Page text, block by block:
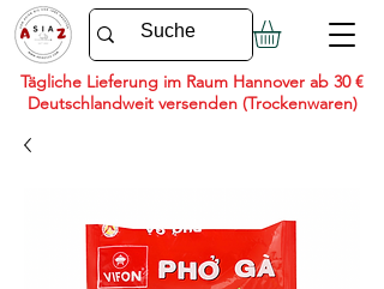
Tägliche Lieferung im Raum Hannover ab 30 €
Deutschlandweit versenden (Trockenwaren)